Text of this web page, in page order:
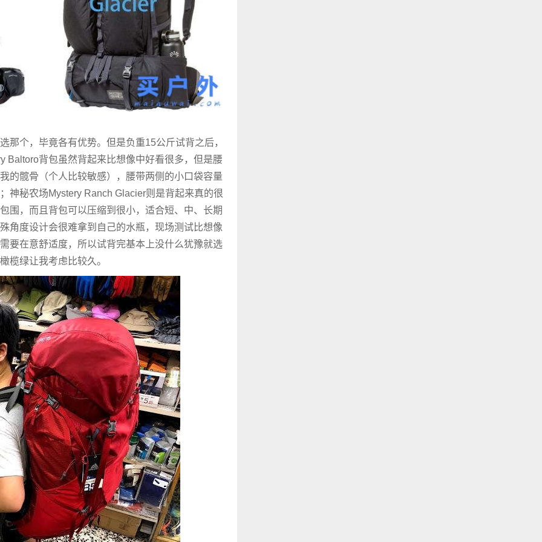
那个，毕竟各有优势。但是负重15公斤试背之后，
Baltoro背包虽然背起来比想像中好看很多，但是腰
的髋骨（个人比较敏感），腰带两侧的小口袋容量
神秘农场Mystery Ranch Glacier则是背起来真的很
围，而且背包可以压缩到很小，适合短、中、长期
角度设计会很难拿到自己的水瓶，现场测试比想像
要在意舒适度，所以试背完基本上没什么犹豫就选
榄绿让我考虑比较久。